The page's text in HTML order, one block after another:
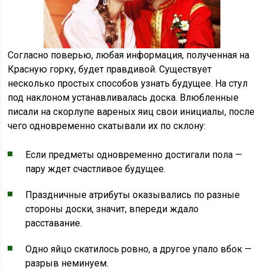
Согласно поверью, любая информация, полученная на
Красную горку, будет правдивой. Существует
несколько простых способов узнать будущее. На стул
под наклоном устанавливалась доска. Влюбленные
писали на скорлупе вареных яиц свои инициалы, после
чего одновременно скатывали их по склону:
Если предметы одновременно достигали пола —
пару ждет счастливое будущее.
Праздничные атрибуты оказывались по разные
стороны доски, значит, впереди ждало
расставание.
Одно яйцо скатилось ровно, а другое упало вбок —
разрыв неминуем.